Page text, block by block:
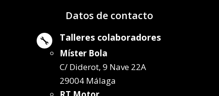
Datos de contacto
 Talleres colaboradores
Míster Bola
C/ Diderot, 9 Nave 22A
29004 Málaga